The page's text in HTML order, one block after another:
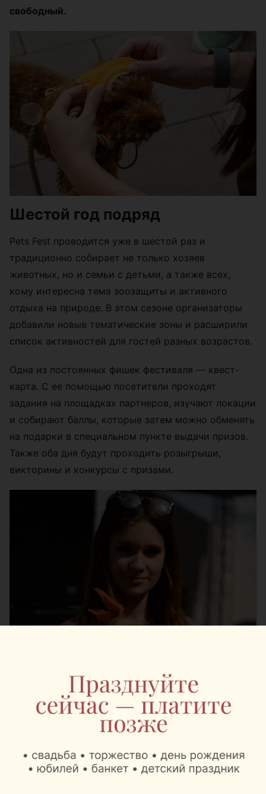
свободный.
Шестой год подряд
Pets Fest проводится уже в шестой раз и
традиционно собирает не только хозяев
животных, но и семьи с детьми, а также всех,
кому интересна тема зоозащиты и активного
отдыха на природе. В этом сезоне организаторы
добавили новые тематические зоны и расширили
список активностей для гостей разных возрастов.
Одна из постоянных фишек фестиваля — квест-
карта. С ее помощью посетители проходят
задания на площадках партнеров, изучают локации
и собирают баллы, которые затем можно обменять
на подарки в специальном пункте выдачи призов.
Также оба дня будут проходить розыгрыши,
викторины и конкурсы с призами.